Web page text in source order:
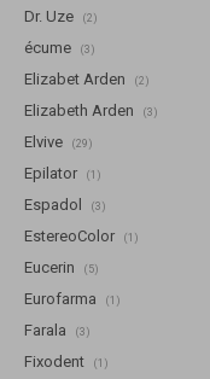
Dr. Uze (2)
écume (3)
Elizabet Arden (2)
Elizabeth Arden (3)
Elvive (29)
Epilator (1)
Espadol (3)
EstereoColor (1)
Eucerin (5)
Eurofarma (1)
Farala (3)
Fixodent (1)